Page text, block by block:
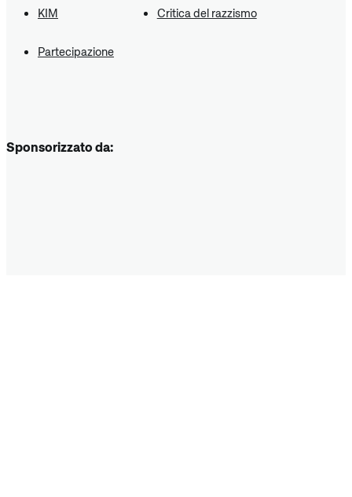
KIM Critica del razzismo
Partecipazione
Sponsorizzato da: